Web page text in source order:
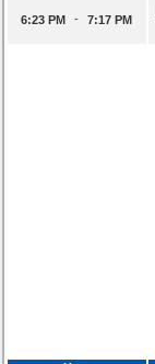
6:23 PM - 7:17 PM